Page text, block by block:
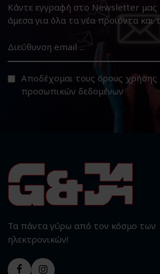
Κάντε εγγραφή στο Newsletter μας
άμεσα για όλα τα νέα προϊόντα και
Αποδέχομαι τους όρους χρήσης
προσωπικών δεδομένων
Τα πάντα γύρω από τον κόσμο των
ηλεκτρονικών!